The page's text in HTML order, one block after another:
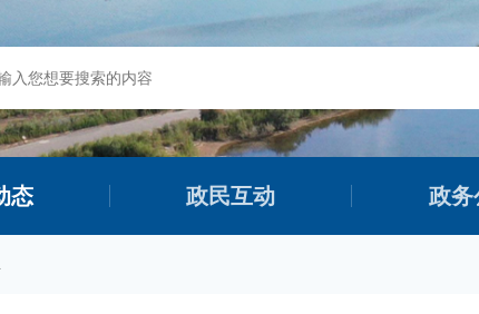
态 政民互动 政务